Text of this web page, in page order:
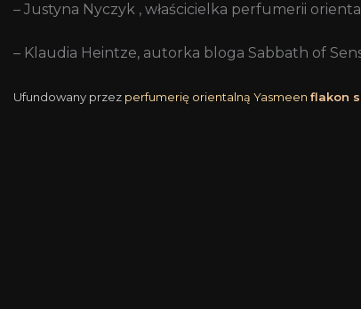
– Justyna Nyczyk , właścicielka perfumerii
– Klaudia Heintze, autorka bloga Sabbath of
Ufundowany przez perfumerię orientalną Yasmeen flakon